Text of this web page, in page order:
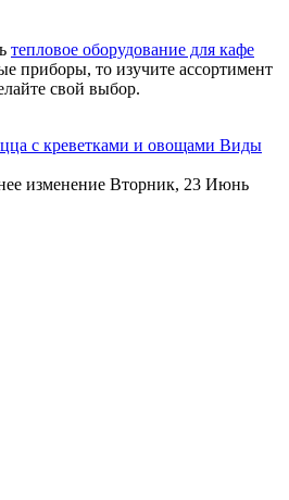
тепловое оборудование для кафе
приборы, то изучите ассортимент
свой выбор.
с креветками и овощами Виды
изменение Вторник, 23 Июнь